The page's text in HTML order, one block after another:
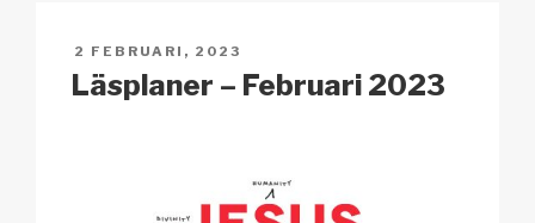
PUBLICERAT
2 FEBRUARI, 2023
Läsplaner – Februari 2023